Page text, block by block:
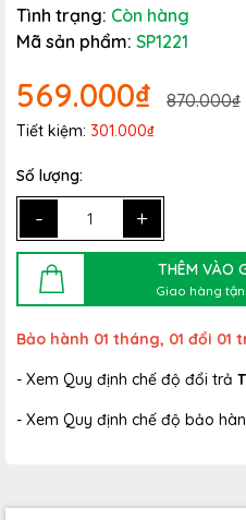
Tình trạng: Còn hàng
Mã sản phẩm: SP1221
569.000₫ 870.000₫
Tiết kiệm: 301.000₫
Số lượng:
- +
THÊM VÀO
Giao hàng
Bảo hành 01 tháng, 01 đổi 01
- Xem Quy định chế độ đổi trả
- Xem Quy định chế độ bảo